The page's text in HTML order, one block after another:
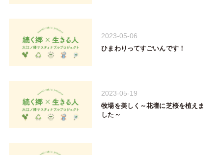
2023-05-06
ひまわりってすごいんです！
2023-05-19
牧場を美しく～花壇に芝桜を植えま
した～